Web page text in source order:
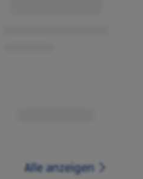
Alle anzeigen